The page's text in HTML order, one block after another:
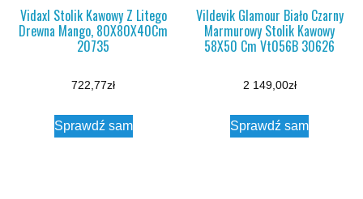
Vidaxl Stolik Kawowy Z Litego
Drewna Mango, 80X80X40Cm
20735
722,77zł
Sprawdź sam
Vildevik Glamour Biało Czarny
Marmurowy Stolik Kawowy
58X50 Cm Vt056B 30626
2 149,00zł
Sprawdź sam